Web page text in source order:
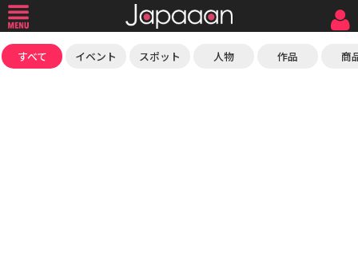
すべて イベント スポット 人物 作品 商